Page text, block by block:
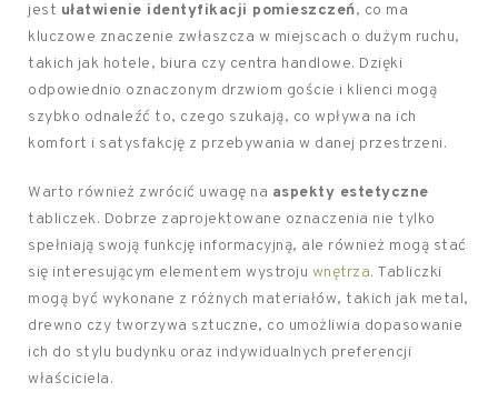
jest ułatwienie identyfikacji pomieszczeń, co ma
kluczowe znaczenie zwłaszcza w miejscach o dużym ruchu,
takich jak hotele, biura czy centra handlowe. Dzięki
odpowiednio oznaczonym drzwiom goście i klienci mogą
szybko odnaleźć to, czego szukają, co wpływa na ich
komfort i satysfakcję z przebywania w danej przestrzeni.
Warto również zwrócić uwagę na aspekty estetyczne
tabliczek. Dobrze zaprojektowane oznaczenia nie tylko
spełniają swoją funkcję informacyjną, ale również mogą stać
się interesującym elementem wystroju wnętrza. Tabliczki
mogą być wykonane z różnych materiałów, takich jak metal,
drewno czy tworzywa sztuczne, co umożliwia dopasowanie
ich do stylu budynku oraz indywidualnych preferencji
właściciela.